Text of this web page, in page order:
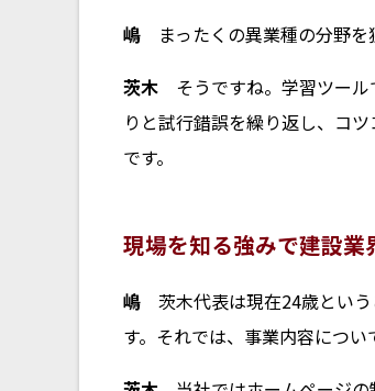
嶋 まったくの異業種の分野を
茨木 そうですね。学習ツー
りと試行錯誤を繰り返し、コ
です。
現場を知る強みで建設業
嶋 茨木代表は現在24歳とい
す。それでは、事業内容につい